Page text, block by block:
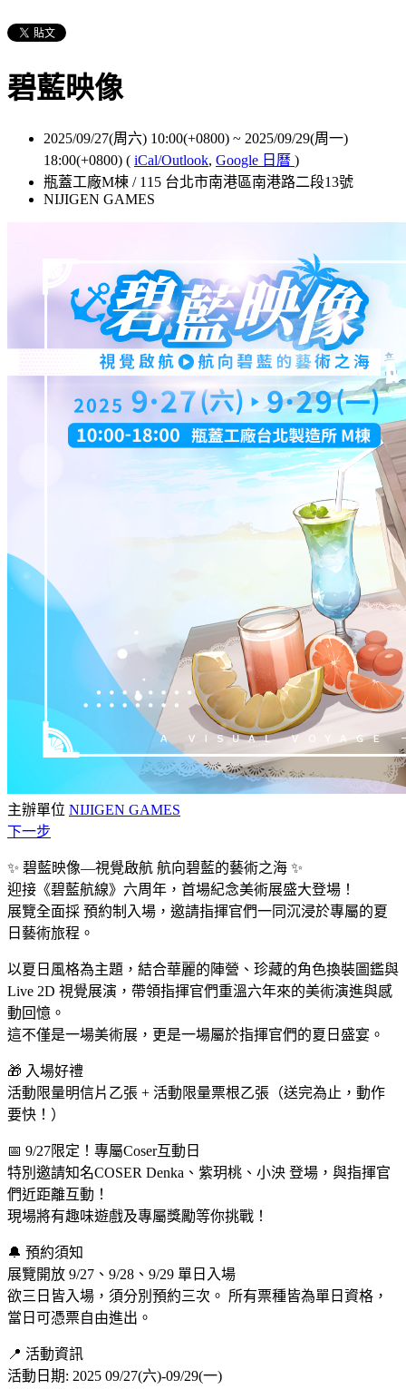
碧藍映像
2025/09/27(周六) 10:00(+0800) ~ 2025/09/29(周一)
18:00(+0800) ( iCal/Outlook, Google 日曆 )
瓶蓋工廠M棟 / 115 台北市南港區南港路二段13號
NIJIGEN GAMES
主辦單位 NIJIGEN GAMES
下一步
✨ 碧藍映像—視覺啟航 航向碧藍的藝術之海 ✨
迎接《碧藍航線》六周年，首場紀念美術展盛大登場！
展覽全面採 預約制入場，邀請指揮官們一同沉浸於專屬的夏
日藝術旅程。
以夏日風格為主題，結合華麗的陣營、珍藏的角色換裝圖鑑與
Live 2D 視覺展演，帶領指揮官們重溫六年來的美術演進與感
動回憶。
這不僅是一場美術展，更是一場屬於指揮官們的夏日盛宴。
🎁 入場好禮
活動限量明信片乙張 + 活動限量票根乙張（送完為止，動作
要快！）
📅 9/27限定！專屬Coser互動日
特別邀請知名COSER Denka、紫玥桃、小泱 登場，與指揮官
們近距離互動！
現場將有趣味遊戲及專屬獎勵等你挑戰！
🔔 預約須知
展覽開放 9/27、9/28、9/29 單日入場
欲三日皆入場，須分別預約三次。 所有票種皆為單日資格，
當日可憑票自由進出。
📍 活動資訊
活動日期: 2025 09/27(六)-09/29(一)